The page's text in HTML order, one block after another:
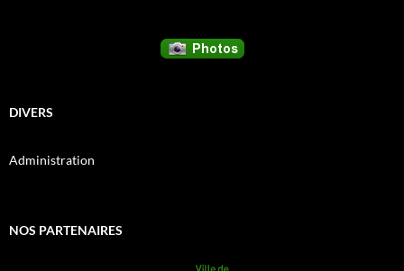
DIVERS
Administration
NOS PARTENAIRES